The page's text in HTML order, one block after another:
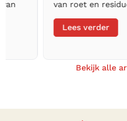
van roet en residuen, […]
Lees verder
Bekijk alle